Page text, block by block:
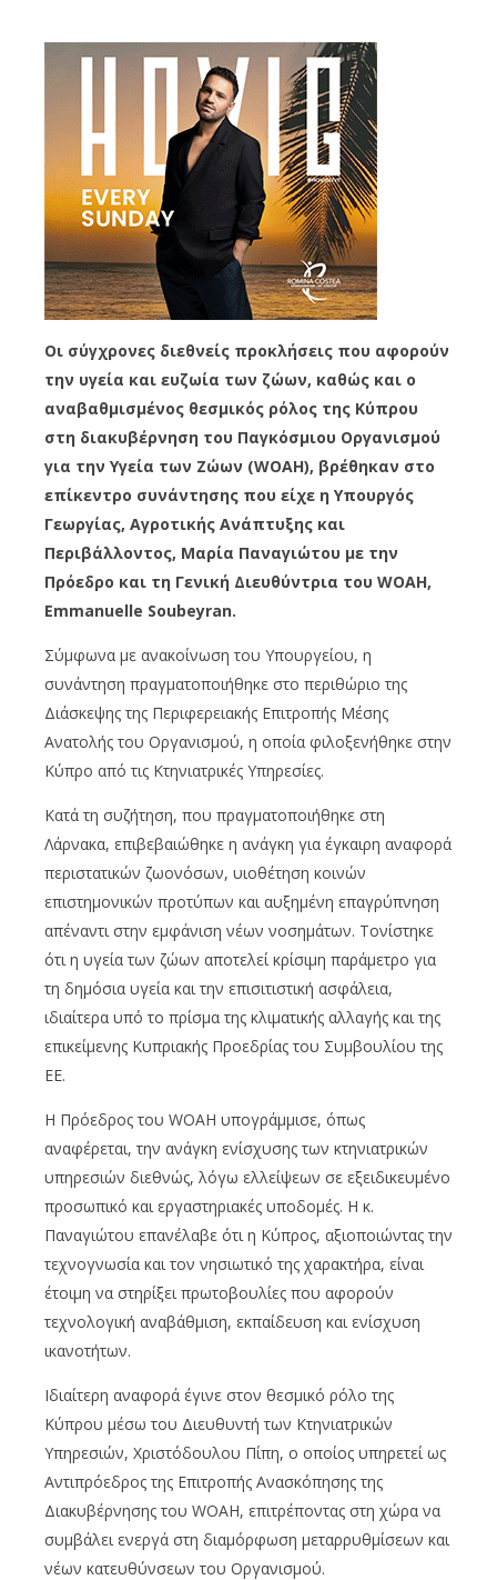
Οι σύγχρονες διεθνείς προκλήσεις που αφορούν
την υγεία και ευζωία των ζώων, καθώς και ο
αναβαθμισμένος θεσμικός ρόλος της Κύπρου
στη διακυβέρνηση του Παγκόσμιου Οργανισμού
για την Υγεία των Ζώων (WOAH), βρέθηκαν στο
επίκεντρο συνάντησης που είχε η Υπουργός
Γεωργίας, Αγροτικής Ανάπτυξης και
Περιβάλλοντος, Μαρία Παναγιώτου με την
Πρόεδρο και τη Γενική Διευθύντρια του WOAH,
Emmanuelle Soubeyran.
Σύμφωνα με ανακοίνωση του Υπουργείου, η
συνάντηση πραγματοποιήθηκε στο περιθώριο της
Διάσκεψης της Περιφερειακής Επιτροπής Μέσης
Ανατολής του Οργανισμού, η οποία φιλοξενήθηκε στην
Κύπρο από τις Κτηνιατρικές Υπηρεσίες.
Κατά τη συζήτηση, που πραγματοποιήθηκε στη
Λάρνακα, επιβεβαιώθηκε η ανάγκη για έγκαιρη αναφορά
περιστατικών ζωονόσων, υιοθέτηση κοινών
επιστημονικών προτύπων και αυξημένη επαγρύπνηση
απέναντι στην εμφάνιση νέων νοσημάτων. Τονίστηκε
ότι η υγεία των ζώων αποτελεί κρίσιμη παράμετρο για
τη δημόσια υγεία και την επισιτιστική ασφάλεια,
ιδιαίτερα υπό το πρίσμα της κλιματικής αλλαγής και της
επικείμενης Κυπριακής Προεδρίας του Συμβουλίου της
ΕΕ.
Η Πρόεδρος του WOAH υπογράμμισε, όπως
αναφέρεται, την ανάγκη ενίσχυσης των κτηνιατρικών
υπηρεσιών διεθνώς, λόγω ελλείψεων σε εξειδικευμένο
προσωπικό και εργαστηριακές υποδομές. Η κ.
Παναγιώτου επανέλαβε ότι η Κύπρος, αξιοποιώντας την
τεχνογνωσία και τον νησιωτικό της χαρακτήρα, είναι
έτοιμη να στηρίξει πρωτοβουλίες που αφορούν
τεχνολογική αναβάθμιση, εκπαίδευση και ενίσχυση
ικανοτήτων.
Ιδιαίτερη αναφορά έγινε στον θεσμικό ρόλο της
Κύπρου μέσω του Διευθυντή των Κτηνιατρικών
Υπηρεσιών, Χριστόδουλου Πίπη, ο οποίος υπηρετεί ως
Αντιπρόεδρος της Επιτροπής Ανασκόπησης της
Διακυβέρνησης του WOAH, επιτρέποντας στη χώρα να
συμβάλει ενεργά στη διαμόρφωση μεταρρυθμίσεων και
νέων κατευθύνσεων του Οργανισμού.